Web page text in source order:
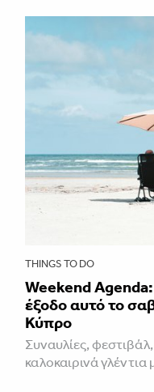
THINGS TO DO
Weekend
έξοδο αυτό το
Κύπρο
Συναυλίες,
καλοκαιρινά